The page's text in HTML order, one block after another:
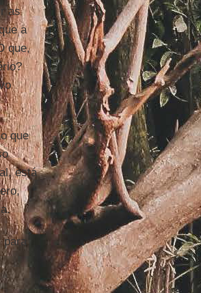
as
a
que,
que
está